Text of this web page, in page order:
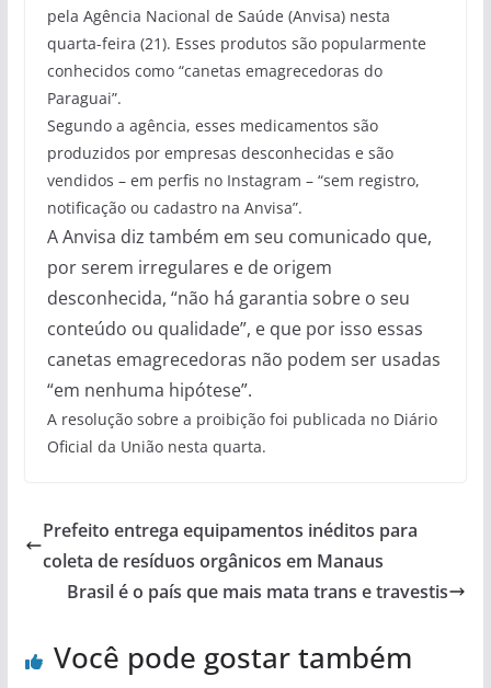
pela Agência Nacional de Saúde (Anvisa) nesta
quarta-feira (21). Esses produtos são popularmente
conhecidos como “canetas emagrecedoras do
Paraguai”.
Segundo a agência, esses medicamentos são
produzidos por empresas desconhecidas e são
vendidos – em perfis no Instagram – “sem registro,
notificação ou cadastro na Anvisa”.
A Anvisa diz também em seu comunicado que,
por serem irregulares e de origem
desconhecida, “não há garantia sobre o seu
conteúdo ou qualidade”, e que por isso essas
canetas emagrecedoras não podem ser usadas
“em nenhuma hipótese”.
A resolução sobre a proibição foi publicada no Diário
Oficial da União nesta quarta.
Prefeito entrega equipamentos inéditos para
coleta de resíduos orgânicos em Manaus
Brasil é o país que mais mata trans e travestis
Você pode gostar também